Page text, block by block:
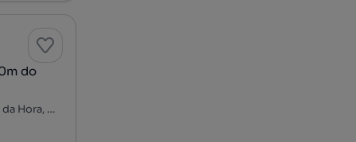
do
Centro de Senhora da Hora, São Mamede de Infesta e Senhora da Hora, Matosinhos, Porto